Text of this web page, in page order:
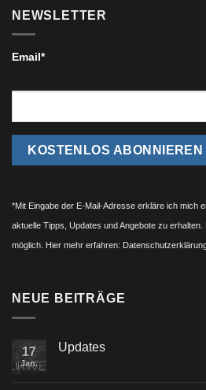
NEWSLETTER
Email*
*Mit Eingabe der E-Mail-Adresse erkläre ich mich
aktuelle Tipps, Updates und Angebote zu erhalten.
möglich. Hier mehr erfahren:
NEUE BEITRÄGE
17
Jan.
Updates